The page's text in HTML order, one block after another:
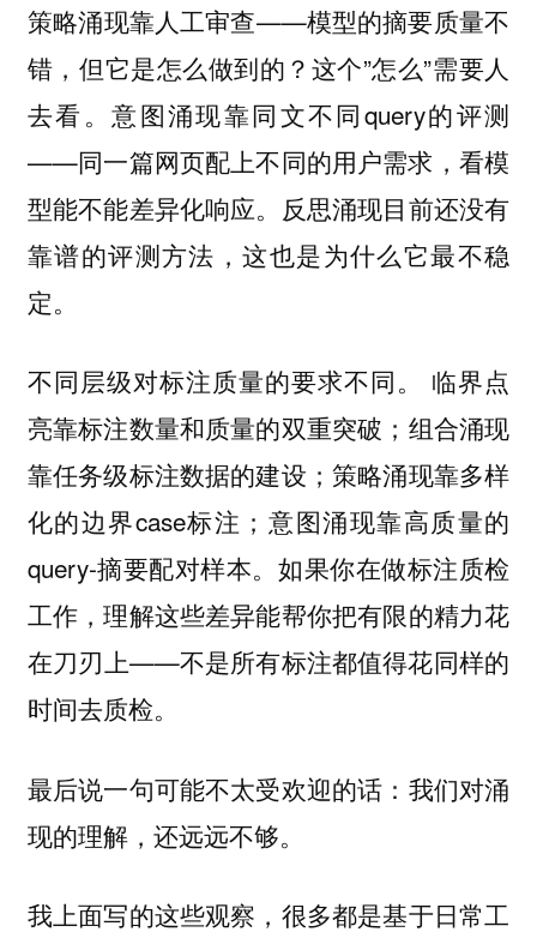
策略涌现靠人工审查——模型的摘要质量不
错，但它是怎么做到的？这个”怎么”需要人
去看。意图涌现靠同文不同query的评测
——同一篇网页配上不同的用户需求，看模
型能不能差异化响应。反思涌现目前还没有
靠谱的评测方法，这也是为什么它最不稳
定。
不同层级对标注质量的要求不同。 临界点
亮靠标注数量和质量的双重突破；组合涌现
靠任务级标注数据的建设；策略涌现靠多样
化的边界case标注；意图涌现靠高质量的
query-摘要配对样本。如果你在做标注质检
工作，理解这些差异能帮你把有限的精力花
在刀刃上——不是所有标注都值得花同样的
时间去质检。
最后说一句可能不太受欢迎的话：我们对涌
现的理解，还远远不够。
我上面写的这些观察，很多都是基于日常工